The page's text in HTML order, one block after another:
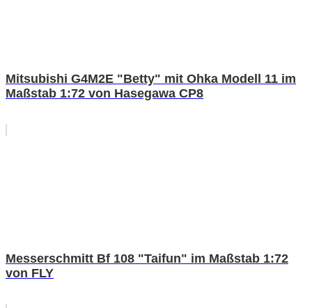
Mitsubishi G4M2E "Betty" mit Ohka Modell 11 im
Maßstab 1:72 von Hasegawa CP8
Messerschmitt Bf 108 "Taifun" im Maßstab 1:72
von FLY